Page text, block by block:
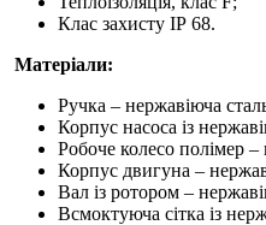
Клас захисту ІР 68.
Матеріали:
Ручка – нержавіюча
Корпус насоса із
Робоче колесо полімер
Корпус двигуна –
Вал із ротором –
Всмоктуюча сітка із